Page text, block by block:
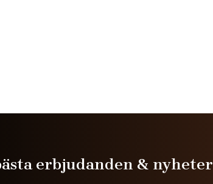
erbjudanden & nyheter